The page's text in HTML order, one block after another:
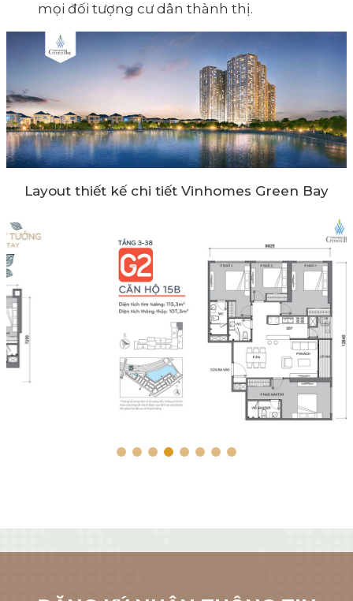
mọi đối tượng cư dân thành thị.
Layout thiết kế chi tiết Vinhomes Green Bay